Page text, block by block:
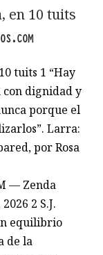
en 10 tuits
tuits 1 “Hay
con dignidad y
porque el
Larra:
por Rosa
— Zenda
2 S.J.
equilibrio
de la